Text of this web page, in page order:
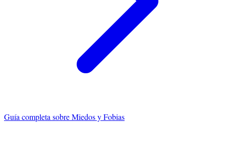
Guía completa sobreMiedos y Fobias